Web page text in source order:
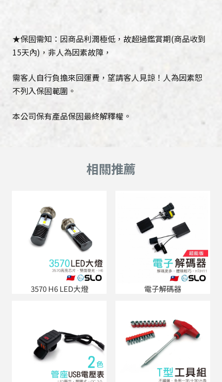
★保固需知：因商品利潤極低，故超過鑑賞期(商品收到
15天內)，非人為因素故障，
需客人自行負擔來回運費，望請客人見諒！人為因素恕
不列入保固範圍。
本公司保有產品保固最終解釋權。
3570 H6 LED大燈 電子解碼器